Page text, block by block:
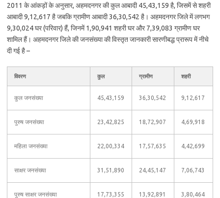
2011 के आंकड़ों के अनुसार, अहमदनगर की कुल आबादी 45,43,159 है, जिसमें से शहरी
आबादी 9,12,617 है जबकि ग्रामीण आबादी 36,30,542 है। अहमदनगर जिले में लगभग
9,30,024 घर (परिवार) हैं, जिनमें 1,90,941 शहरी घर और 7,39,083 ग्रामीण घर
शामिल हैं। अहमदनगर जिले की जनसंख्या की विस्तृत जानकारी सारणीबद्ध प्रारूप में नीचे
दी गई है –
विवरण कुल ग्रामीण शहरी
कुल जनसंख्या 45,43,159 36,30,542 9,12,617
पुरुष जनसंख्या 23,42,825 18,72,907 4,69,918
महिला जनसंख्या 22,00,334 17,57,635 4,42,699
साक्षर जनसंख्या 31,51,890 24,45,147 7,06,743
पुरुष साक्षर जनसंख्या 17,73,355 13,92,891 3,80,464